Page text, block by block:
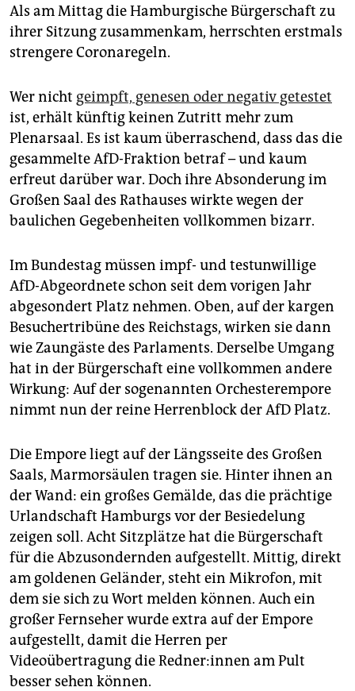
Als am Mittag die Hamburgische Bürgerschaft zu
ihrer Sitzung zusammenkam, herrschten erstmals
strengere Coronaregeln.
Wer nicht geimpft, genesen oder negativ getestet
ist, erhält künftig keinen Zutritt mehr zum
Plenarsaal. Es ist kaum überraschend, dass das die
gesammelte AfD-Fraktion betraf – und kaum
erfreut darüber war. Doch ihre Absonderung im
Großen Saal des Rathauses wirkte wegen der
baulichen Gegebenheiten vollkommen bizarr.
Im Bundestag müssen impf- und testunwillige
AfD-Abgeordnete schon seit dem vorigen Jahr
abgesondert Platz nehmen. Oben, auf der kargen
Besuchertribüne des Reichstags, wirken sie dann
wie Zaungäste des Parlaments. Derselbe Umgang
hat in der Bürgerschaft eine vollkommen andere
Wirkung: Auf der sogenannten Orchesterempore
nimmt nun der reine Herrenblock der AfD Platz.
Die Empore liegt auf der Längsseite des Großen
Saals, Marmorsäulen tragen sie. Hinter ihnen an
der Wand: ein großes Gemälde, das die prächtige
Urlandschaft Hamburgs vor der Besiedelung
zeigen soll. Acht Sitzplätze hat die Bürgerschaft
für die Abzusondernden aufgestellt. Mittig, direkt
am goldenen Geländer, steht ein Mikrofon, mit
dem sie sich zu Wort melden können. Auch ein
großer Fernseher wurde extra auf der Empore
aufgestellt, damit die Herren per
Videoübertragung die Red­ne­r:in­nen am Pult
besser sehen können.